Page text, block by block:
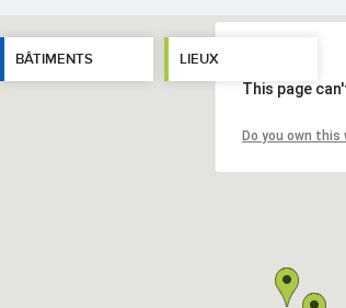
BÂTIMENTS
LIEUX
This page
Do you own this